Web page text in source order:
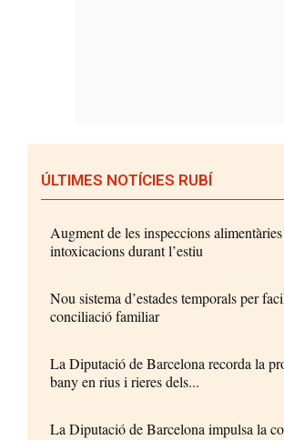
ÚLTIMES NOTÍCIES RUBÍ
Augment de les inspeccions
intoxicacions durant l’estiu
Nou sistema d’estades temporals per
conciliació familiar
La Diputació de Barcelona recorda la
bany en rius i rieres dels...
La Diputació de Barcelona impulsa la